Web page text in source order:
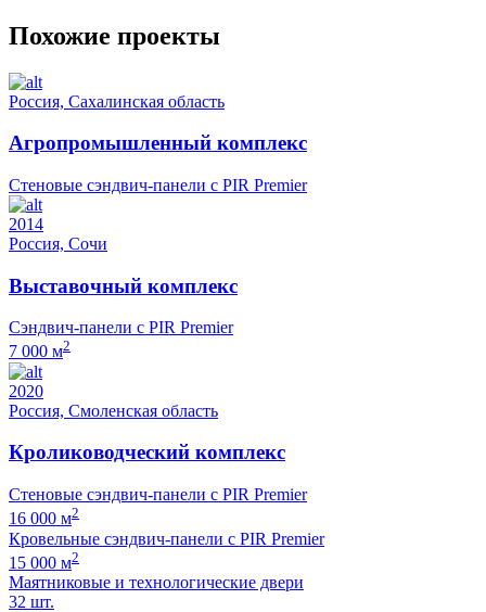
Похожие проекты
Россия, Сахалинская область
Агропромышленный комплекс
Стеновые сэндвич-панели с PIR Premier
2014
Россия, Сочи
Выставочный комплекс
Сэндвич-панели с PIR Premier
7 000 м2
2020
Россия, Смоленская область
Кролиководческий комплекс
Стеновые сэндвич-панели с PIR Premier
16 000 м2
Кровельные сэндвич-панели с PIR Premier
15 000 м2
Маятниковые и технологические двери
32 шт.